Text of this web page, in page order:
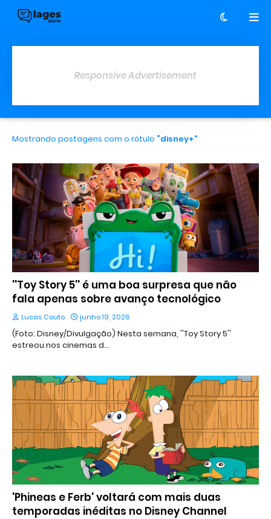
Responsive Advertisement
Mostrando postagens com o rótulo disney+
''Toy Story 5'' é uma boa surpresa que não
fala apenas sobre avanço tecnológico
Lucas Couto junho 19, 2026
(Foto: Disney/Divulgação) Nesta semana, ''Toy Story 5''
estreou nos cinemas d…
'Phineas e Ferb' voltará com mais duas
temporadas inéditas no Disney Channel